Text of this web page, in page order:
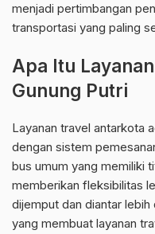
menjadi pertimbangan
transportasi yang paling
Apa Itu
Gunung Putri
Layanan travel antarkota
dengan sistem
bus umum yang memiliki
memberikan fleksibilitas
dijemput dan diantar lebih
yang membuat layanan